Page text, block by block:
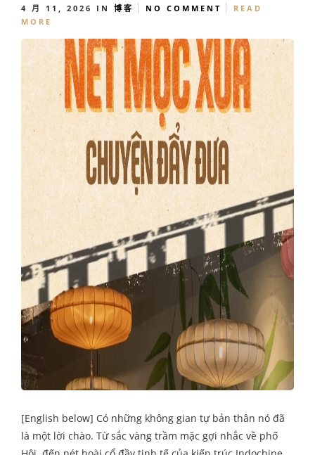
4 月 11, 2026 IN 博客 NO COMMENT
READ
MORE
[English below] Có những không gian tự bản thân nó đã
là một lời chào. Từ sắc vàng trầm mặc gợi nhắc về phố